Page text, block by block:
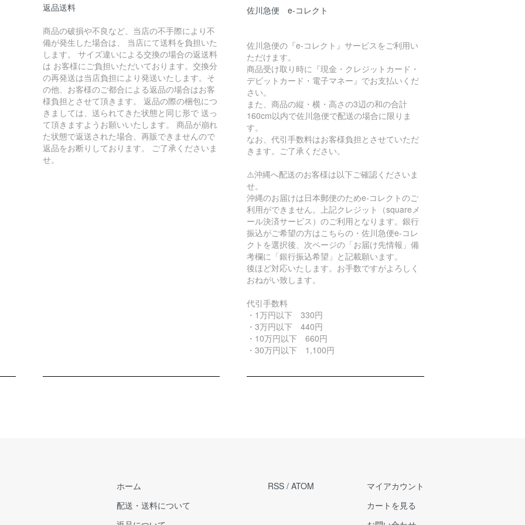
返品送料
商品の破損や不良など、当店の不手際により不
備が発生した場合は、 当店にて送料を負担いた
します。 サイズ違いによる交換の場合の返送料
は お客様にご負担いただいております。交換分
の再発送は当店負担により発送いたします。そ
の他、お客様のご都合による返品の場合はお客
様負担とさせて頂きます。 返品の際の梱包につ
きましては、送られてきた状態と同じ形で 送っ
て頂きますようお願いいたします。 商品が崩れ
た状態で返送された場合、再販できませんので
返品をお断りしております。 ご了承くださいま
せ。
佐川急便 e-コレクト
佐川急便の『e-コレクト』サービスをご利用い
ただけます。
商品受け取り時に『現金・クレジットカード・
デビットカード・電子マネー』でお支払いくだ
さい。
また、商品の縦・横・高さの3辺の和の合計
160cm以内で佐川急便で配送の場合に限りま
す。
なお、代引手数料はお客様負担とさせていただ
きます。ご了承ください。
⚠️沖縄へ配送のお客様は以下ご確認くださいま
せ。
沖縄のお届けは日本郵便のためe-コレクトのご
利用ができません。上記クレジット（squareメ
ール決済サービス）のご利用となります。銀行
振込がご希望の方はこちらの・佐川急便e-コレ
クトを選択後、次ページの「お届け先情報」備
考欄に「銀行振込希望」と記載願います。
後ほど対応いたします。お手数ですがよろしく
おねがい致します。
代引手数料
・1万円以下 330円
・3万円以下 440円
・10万円以下 660円
・30万円以下 1,100円
ホーム
配送・送料について
RSS / ATOM
マイアカウント
カートを見る